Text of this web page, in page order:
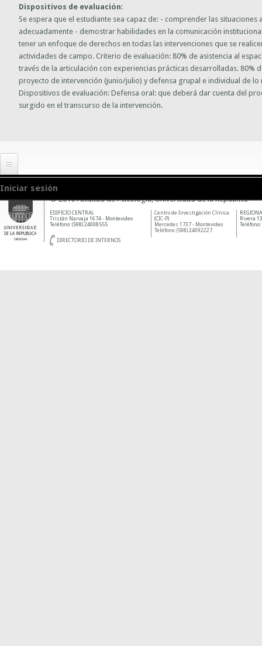
Dispositivos de evaluación:
Se espera que el estudiante sea capaz de: - comprender las
adecuadamente - demostrar habilidades en la comunicación
tener un enfoque de derechos en todas las intervenciones que se
actividades de campo. Criterio de evaluación: 80% de asistencia al
través de la articulación con experiencias prácticas desarrolladas. 80%
proyecto de intervención (junio/julio) y defensa grupal e individual de
Dispositivos de evaluación: Defensa oral: que deberá dar cuenta del
surgido en el transcurso de la intervención.
Iniciar sesión
© 2010 Facultad de Psicología, Universidad de la República
Rivera
Teléfono:
Centro de Investigación Clínica
(CIC-P)
Mercedes 1737 - Montevideo
Teléfono: (598) 24092227
EDIFICIO CENTRAL
Tristán Narvaja 1674 - Montevideo
Teléfono: (598) 24008555
DIRECTORIO DE INTERNOS